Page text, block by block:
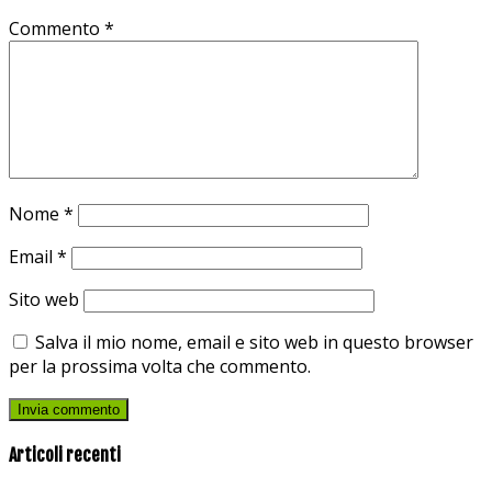
Commento *
Nome *
Email *
Sito web
Salva il mio nome, email e sito web in questo browser
per la prossima volta che commento.
Articoli recenti